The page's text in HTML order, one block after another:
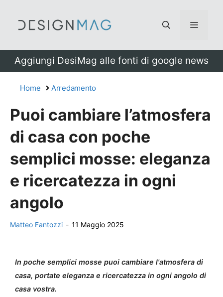
Menu
Aggiungi DesiMag alle fonti di google news
Home Arredamento
Puoi cambiare l’atmosfera
di casa con poche
semplici mosse: eleganza
e ricercatezza in ogni
angolo
Matteo Fantozzi - 11 Maggio 2025
In poche semplici mosse puoi cambiare l'atmosfera di
casa, portate eleganza e ricercatezza in ogni angolo di
casa vostra.